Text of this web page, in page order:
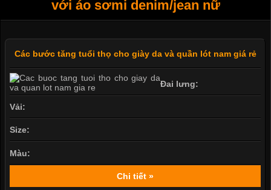
với áo sơmi denim/jean nữ
Các bước tăng tuổi thọ cho giày da và quần lót nam giá rẻ
Đai lưng:
Vải:
Size:
Màu:
Chi tiết »